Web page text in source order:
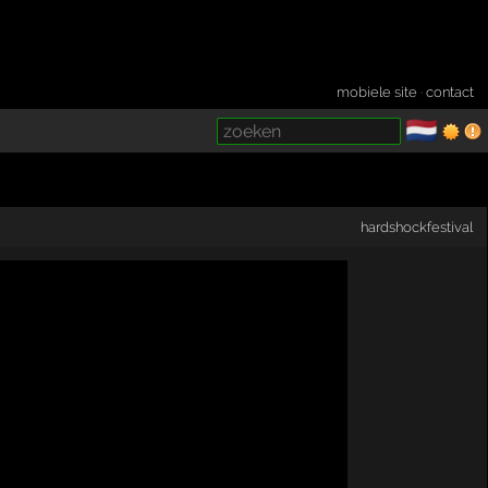
mobiele site ·contact
🇳🇱
hardshockfestival